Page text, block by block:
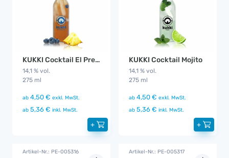
KUKKI Cocktail El Presidente
14,1 % vol.
275 ml
ab 4,50 € exkl. MwSt.
ab 5,36 € inkl. MwSt.
+
KUKKI Cocktail Mojito
14,1 % vol.
275 ml
ab 4,50 € exkl. MwSt.
ab 5,36 € inkl. MwSt.
+
Artikel-Nr.: PE-005316 Artikel-Nr.: PE-005317